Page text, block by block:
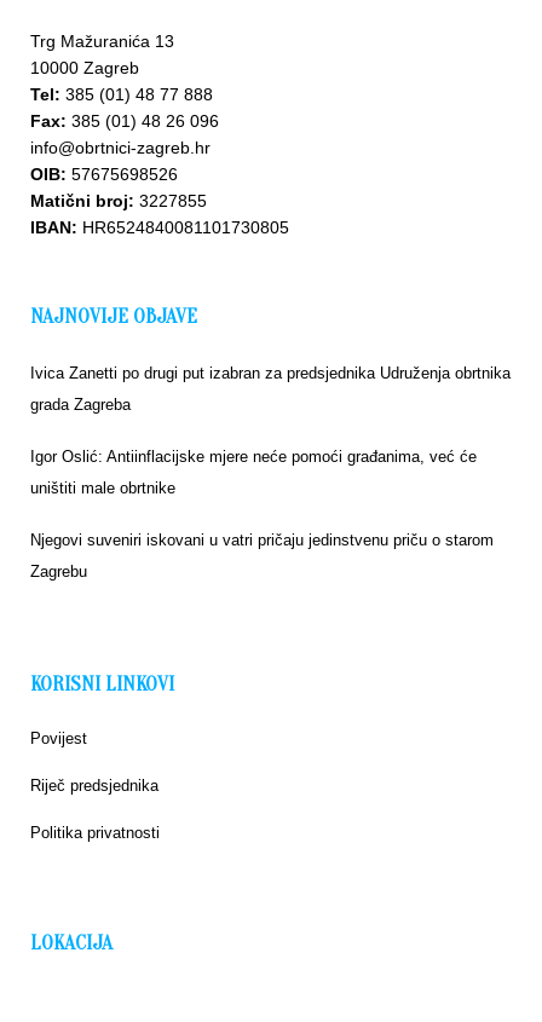
Trg Mažuranića 13
10000 Zagreb
Tel: 385 (01) 48 77 888
Fax: 385 (01) 48 26 096
info@obrtnici-zagreb.hr
OIB: 57675698526
Matični broj: 3227855
IBAN: HR6524840081101730805
NAJNOVIJE OBJAVE
Ivica Zanetti po drugi put izabran za predsjednika Udruženja obrtnika
grada Zagreba
Igor Oslić: Antiinflacijske mjere neće pomoći građanima, već će
uništiti male obrtnike
Njegovi suveniri iskovani u vatri pričaju jedinstvenu priču o starom
Zagrebu
KORISNI LINKOVI
Povijest
Riječ predsjednika
Politika privatnosti
LOKACIJA